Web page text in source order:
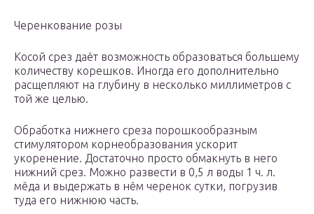
Черенкование розы
Косой срез даёт возможность образоваться большему
количеству корешков. Иногда его дополнительно
расщепляют на глубину в несколько миллиметров с
той же целью.
Обработка нижнего среза порошкообразным
стимулятором корнеобразования ускорит
укоренение. Достаточно просто обмакнуть в него
нижний срез. Можно развести в 0,5 л воды 1 ч. л.
мёда и выдержать в нём черенок сутки, погрузив
туда его нижнюю часть.